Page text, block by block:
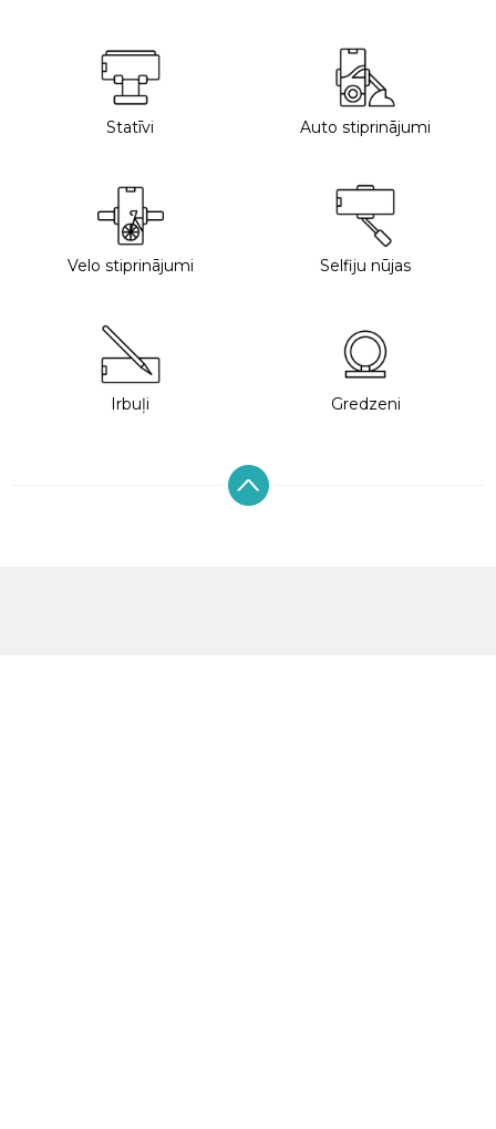
Statīvi Auto stiprinājumi
Velo stiprinājumi Selfiju nūjas
Irbuļi Gredzeni